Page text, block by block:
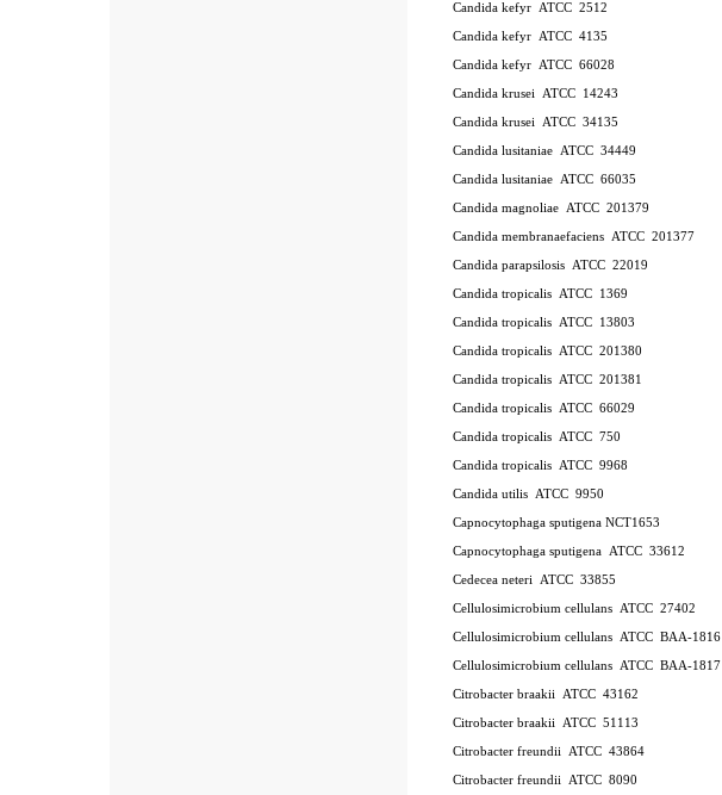
Candida kefyr ATCC 2512
Candida kefyr ATCC 4135
Candida kefyr ATCC 66028
Candida krusei ATCC 14243
Candida krusei ATCC 34135
Candida lusitaniae ATCC 34449
Candida lusitaniae ATCC 66035
Candida magnoliae ATCC 201379
Candida membranaefaciens ATCC 201377
Candida parapsilosis ATCC 22019
Candida tropicalis ATCC 1369
Candida tropicalis ATCC 13803
Candida tropicalis ATCC 201380
Candida tropicalis ATCC 201381
Candida tropicalis ATCC 66029
Candida tropicalis ATCC 750
Candida tropicalis ATCC 9968
Candida utilis ATCC 9950
Capnocytophaga sputigena NCT1653
Capnocytophaga sputigena ATCC 33612
Cedecea neteri ATCC 33855
Cellulosimicrobium cellulans ATCC 27402
Cellulosimicrobium cellulans ATCC BAA-1816
Cellulosimicrobium cellulans ATCC BAA-1817
Citrobacter braakii ATCC 43162
Citrobacter braakii ATCC 51113
Citrobacter freundii ATCC 43864
Citrobacter freundii ATCC 8090